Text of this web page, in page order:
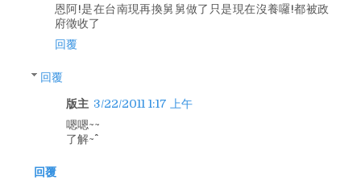
恩阿!是在台南現再換舅舅做了只是現在沒養囉!都被政
府徵收了
回覆
回覆
版主 3/22/2011 1:17 上午
嗯嗯~~
了解~^^
回覆